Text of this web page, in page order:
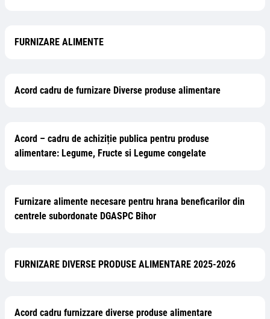
FURNIZARE ALIMENTE
Acord cadru de furnizare Diverse produse alimentare
Acord – cadru de achiziție publica pentru produse
alimentare: Legume, Fructe si Legume congelate
Furnizare alimente necesare pentru hrana beneficarilor din
centrele subordonate DGASPC Bihor
FURNIZARE DIVERSE PRODUSE ALIMENTARE 2025-2026
Acord cadru furnizzare diverse produse alimentare